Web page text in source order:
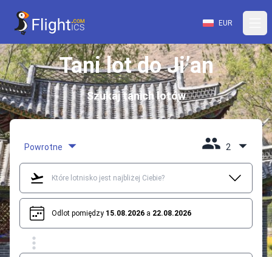
EUR
Tani lot do Ji’an
Szukaj tanich lotów
Powrotne 2
Odlot pomiędzy 15.08.2026 a 22.08.2026